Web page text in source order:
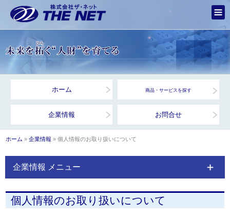
ホーム 商品・サービスを探す
企業情報 お問合せ
ホーム »企業情報 » 個人情報のお取り扱いについて
企業情報 メニュー
個人情報のお取り扱いについて